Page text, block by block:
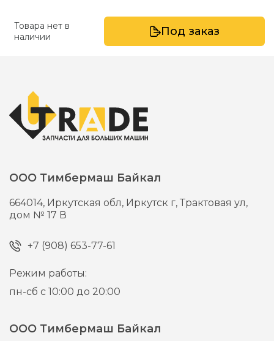
Товара нет в
наличии
Под заказ
ООО Тимбермаш Байкал
664014, Иркутская обл, Иркутск г,Трактовая ул,
дом № 17 В
+7 (908) 653-77-61
Режим работы:
пн-сб с 10:00 до 20:00
ООО Тимбермаш Байкал